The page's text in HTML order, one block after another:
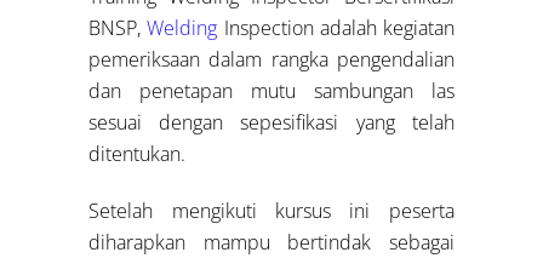
BNSP,Welding Inspection adalah kegiatan
pemeriksaan dalam rangka pengendalian
dan penetapan mutu sambungan las
sesuai dengan sepesifikasi yang telah
ditentukan.
Setelah mengikuti kursus ini peserta
diharapkan mampu bertindak sebagai